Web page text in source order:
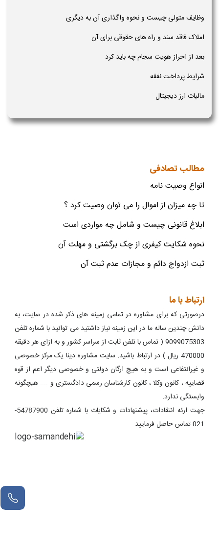
وظایف متولی چیست و نحوه واگذاری آن به دیگری
املاک فاقد سند و راه های حقوقی برای آن
بعد از احراز هویت سجام چه باید کرد
شرایط پرداخت نفقه
مالیات ارز دیجیتال
مطالب تصادفی
انواع وصیت نامه
تا چه میزان از اموال را می توان وصیت کرد ؟
ابلاغ قانونی چیست و شامل چه مواردی است
نحوه شکایت کیفری از چک برگشتی و مهلت آن
ثبت ازدواج دائم و مجازات عدم ثبت آن
ارتباط با ما
درصورتی که برای مشاوره در تمامی زمینه های ذکر شده در سایت، به
دانش چندین ساله ما در این زمینه نیاز داشتید می توانید با شماره تلفن
9099075303 ( تماس با تلفن ثابت از سراسر کشور و به ازای هر دقیقه
470000 ریال ) در ارتباط باشید. سایت مشاوره دینا یک مرکز خصوصی
و غیرانتفاعی است و به هیچ ارگان دولتی و خصوصی دیگر اعم از قوه
قضاییه ، کانون وکلا ، کانون کارشناسان رسمی دادگستری و .... هیچگونه
وابستگی ندارد.
جهت ارئه انتقادات، پیشنهادات و شکایات با شماره تلفن 54787900-
021 تماس حاصل فرمایید.